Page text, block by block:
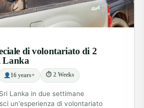
di volontariato di 2
Lanka
16 years+ ⏱ 2 Weeks
Lanka in due settimane
un'esperienza di volontariato